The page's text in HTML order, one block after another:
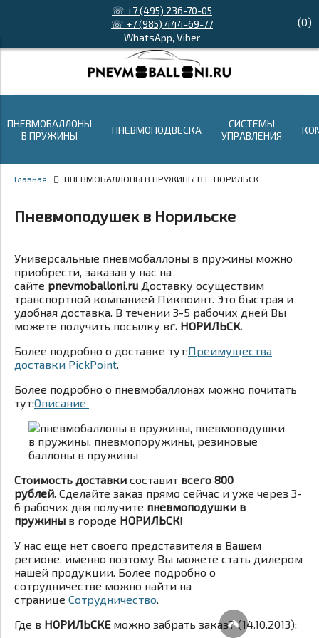
☏ +7 (495) 236-70-05
☏ +7 (985) 444-69-77
WhatsApp, Viber
(0)
ПНЕВМОБАЛЛОНЫ
В ПРУЖИНЫ
ПНЕВМОПОДВЕСКА
СИСТЕМЫ
УПРАВЛЕНИЯ
Главная ПНЕВМОБАЛЛОНЫ В ПРУЖИНЫ В Г. НОРИЛЬСК.
Пневмоподушек в Норильске
Универсальные пневмобаллоны в пружины можно
приобрести, заказав у нас на
сайте pnevmoballoni.ru Доставку осуществим
транспортной компанией Пикпоинт. Это быстрая и
удобная доставка. В течении 3-5 рабочих дней Вы
можете получить посылку вг. НОРИЛЬСК.
Более подробно о доставке тут:Преимущества
доставки PickPoint.
Более подробно о пневмобаллонах можно почитать
тут:Описание
Стоимость доставки составит всего 800
рублей. Сделайте заказ прямо сейчас и уже через 3-
6 рабочих дня получите пневмоподушки в
пружины в городе НОРИЛЬСК!
У нас еще нет своего представителя в Вашем
регионе, именно поэтому Вы можете стать дилером
нашей продукции. Более подробно о
сотрудничестве можно найти на
странице Сотрудничество.
Где в НОРИЛЬСКЕ можно забрать заказ? (14.10.2013):